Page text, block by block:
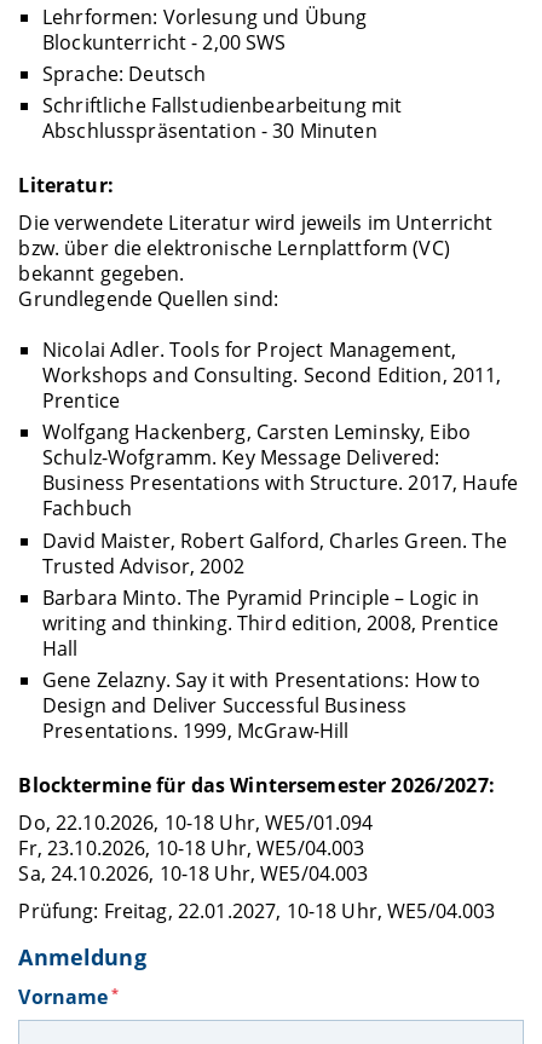
Lehrformen: Vorlesung und Übung
Blockunterricht - 2,00 SWS
Sprache: Deutsch
Schriftliche Fallstudienbearbeitung mit
Abschlusspräsentation - 30 Minuten
Literatur:
Die verwendete Literatur wird jeweils im Unterricht
bzw. über die elektronische Lernplattform (VC)
bekannt gegeben.
Grundlegende Quellen sind:
Nicolai Adler. Tools for Project Management,
Workshops and Consulting. Second Edition, 2011,
Prentice
Wolfgang Hackenberg, Carsten Leminsky, Eibo
Schulz-Wofgramm. Key Message Delivered:
Business Presentations with Structure. 2017, Haufe
Fachbuch
David Maister, Robert Galford, Charles Green. The
Trusted Advisor, 2002
Barbara Minto. The Pyramid Principle – Logic in
writing and thinking. Third edition, 2008, Prentice
Hall
Gene Zelazny. Say it with Presentations: How to
Design and Deliver Successful Business
Presentations. 1999, McGraw-Hill
Blocktermine für das Wintersemester 2026/2027:
Do, 22.10.2026, 10-18 Uhr, WE5/01.094
Fr, 23.10.2026, 10-18 Uhr, WE5/04.003
Sa, 24.10.2026, 10-18 Uhr, WE5/04.003
Prüfung: Freitag, 22.01.2027, 10-18 Uhr, WE5/04.003
Anmeldung
Vorname *